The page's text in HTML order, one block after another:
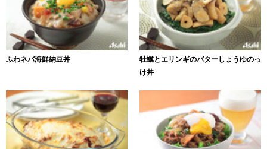
ふわネバ海鮮納豆丼
牡蠣とエリンギのバターしょうゆのっ
け丼